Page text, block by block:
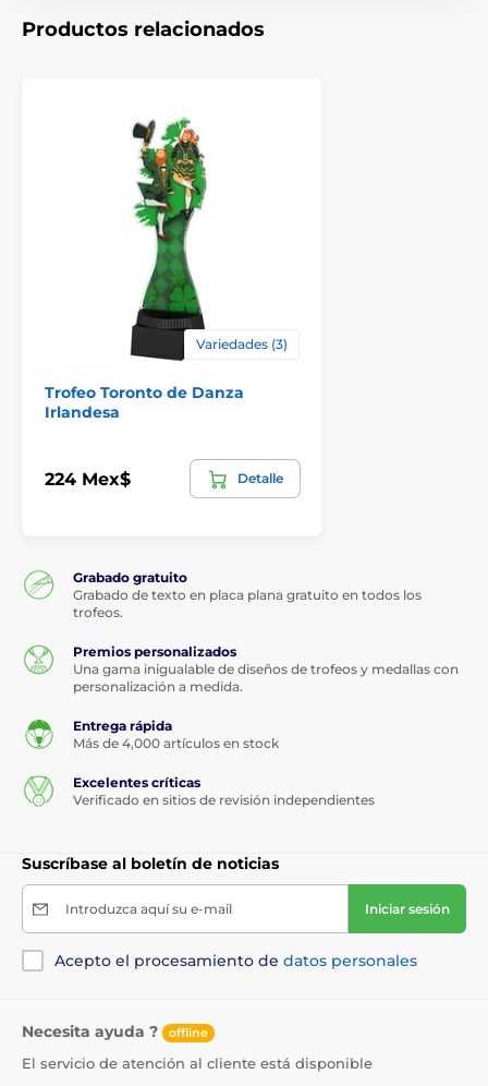
Productos relacionados
Variedades (3)
Trofeo Toronto de Danza
Irlandesa
224 Mex$ Detalle
Grabado gratuito
Grabado de texto en placa plana gratuito en todos los
trofeos.
Premios personalizados
Una gama inigualable de diseños de trofeos y medallas con
personalización a medida.
Entrega rápida
Más de 4,000 artículos en stock
Excelentes críticas
Verificado en sitios de revisión independientes
Suscríbase al boletín de noticias
Introduzca aquí su e-mail Iniciar sesión
Acepto el procesamiento de datos personales
Necesita ayuda ? offline
El servicio de atención al cliente está disponible